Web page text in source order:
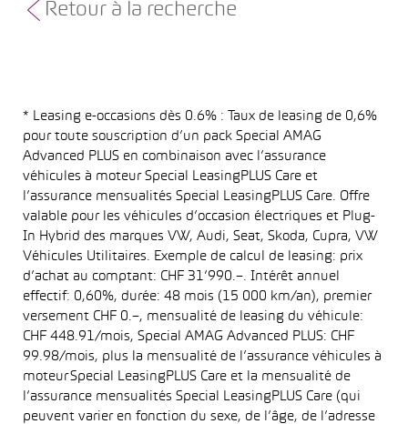
Retour à la recherche
* Leasing e-occasions dès 0.6% : Taux de leasing de 0,6%
pour toute souscription d’un pack Special AMAG
Advanced PLUS en combinaison avec l’assurance
véhicules à moteur Special LeasingPLUS Care et
l’assurance mensualités Special LeasingPLUS Care. Offre
valable pour les véhicules d’occasion électriques et Plug-
In Hybrid des marques VW, Audi, Seat, Skoda, Cupra, VW
Véhicules Utilitaires. Exemple de calcul de leasing: prix
d’achat au comptant: CHF 31’990.–. Intérêt annuel
effectif: 0,60%, durée: 48 mois (15 000 km/an), premier
versement CHF 0.–, mensualité de leasing du véhicule:
CHF 448.91/mois, Special AMAG Advanced PLUS: CHF
99.98/mois, plus la mensualité de l’assurance véhicules à
moteur Special LeasingPLUS Care et la mensualité de
l’assurance mensualités Special LeasingPLUS Care (qui
peuvent varier en fonction du sexe, de l’âge, de l’adresse